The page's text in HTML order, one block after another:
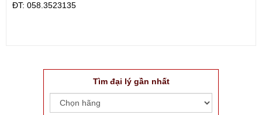
ÐT: 058.3523135
Tìm đại lý gần nhất